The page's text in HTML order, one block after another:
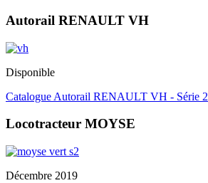
Autorail RENAULT VH
Disponible
Catalogue Autorail RENAULT VH - Série 2
Locotracteur MOYSE
Décembre 2019